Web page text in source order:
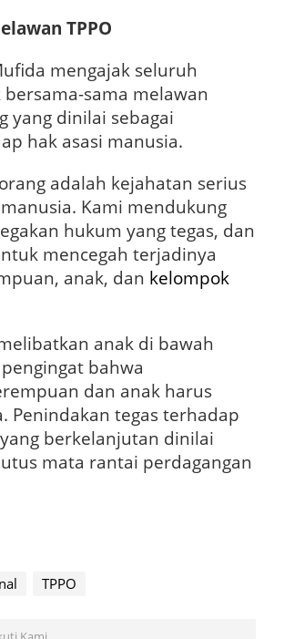
TPPO
mengajak seluruh
sama melawan
yang dinilai sebagai
hak asasi manusia.
adalah kejahatan serius
Kami mendukung
hukum yang tegas, dan
mencegah terjadinya
anak, dan kelompok
anak di bawah
bahwa
dan anak harus
Penindakan tegas terhadap
berkelanjutan dinilai
mata rantai perdagangan
TPPO